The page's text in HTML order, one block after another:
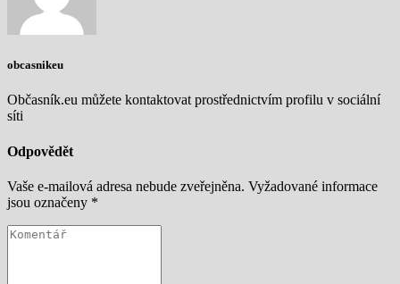
obcasnikeu
Občasník.eu můžete kontaktovat prostřednictvím profilu v sociální
síti
Odpovědět
Vaše e-mailová adresa nebude zveřejněna. Vyžadované informace
jsou označeny *